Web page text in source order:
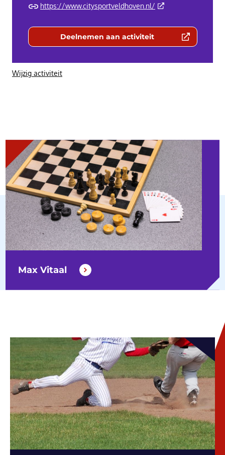
https://www.citysportveldhoven.nl/ (Deze link gaat naar
Deelnemen aan activiteit(Deze link gaat naar een externe
Wijzig activiteit
Max Vitaal